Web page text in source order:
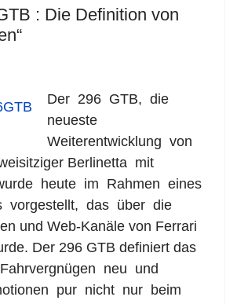
: Die Definition von
Der 296 GTB, die
neueste
Weiterentwicklung von
Berlinetta mit
heute im Rahmen eines
vorgestellt, das über die
und Web-Kanäle von Ferrari
Der 296 GTB definiert das
neu und
pur nicht nur beim